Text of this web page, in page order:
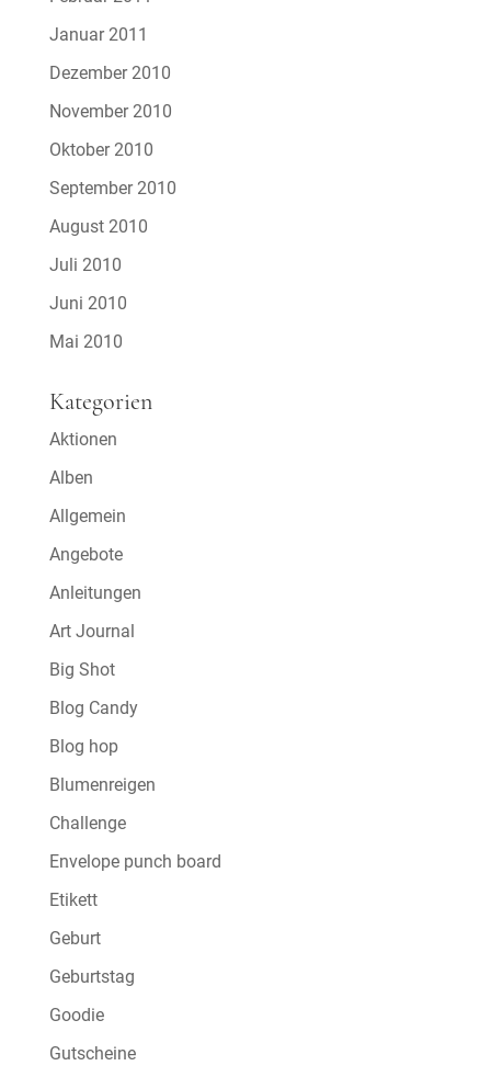
Januar 2011
Dezember 2010
November 2010
Oktober 2010
September 2010
August 2010
Juli 2010
Juni 2010
Mai 2010
Kategorien
Aktionen
Alben
Allgemein
Angebote
Anleitungen
Art Journal
Big Shot
Blog Candy
Blog hop
Blumenreigen
Challenge
Envelope punch board
Etikett
Geburt
Geburtstag
Goodie
Gutscheine